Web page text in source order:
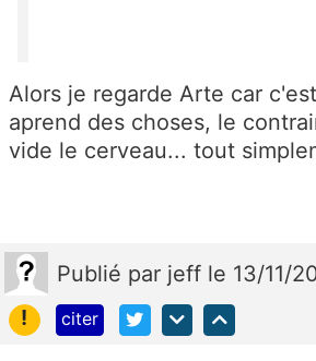
Alors je regarde Arte car
aprend des choses, le
vide le cerveau... tout
Publié par jeff le 13/11/
!
citer